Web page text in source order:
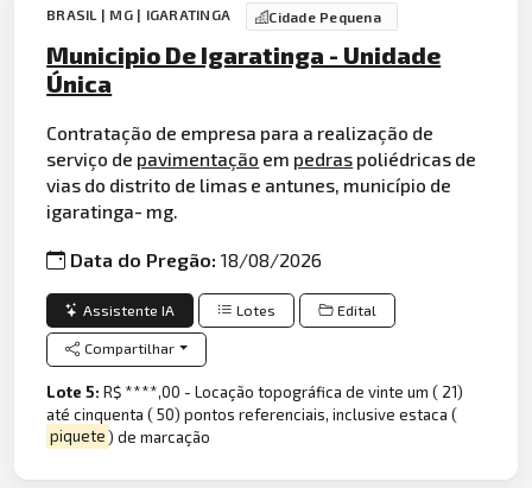
BRASIL | MG | IGARATINGA Cidade Pequena
Municipio De Igaratinga - Unidade
Única
Contratação de empresa para a realização de
serviço de pavimentação em pedras poliédricas de
vias do distrito de limas e antunes, município de
igaratinga- mg.
Data do Pregão:18/08/2026
Assistente IA Lotes Edital
Compartilhar
Lote 5:R$ ****,00 - Locação topográfica de vinte um ( 21)
até cinquenta ( 50) pontos referenciais, inclusive estaca (
piquete) de marcação